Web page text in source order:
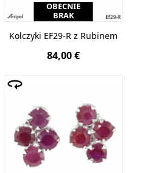
OBECNIE
BRAK
Kolczyki EF29-R z Rubinem
84,00 €